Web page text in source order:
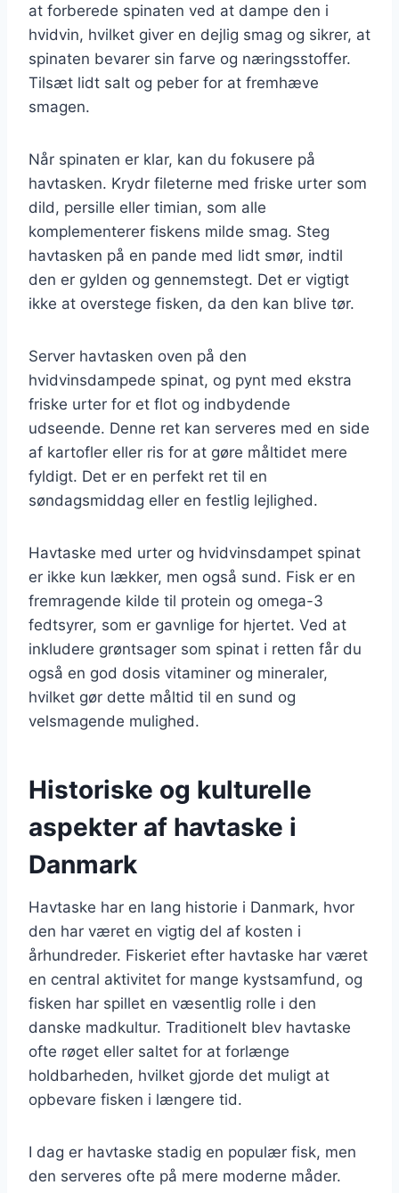
at forberede spinaten ved at dampe den i
hvidvin, hvilket giver en dejlig smag og sikrer, at
spinaten bevarer sin farve og næringsstoffer.
Tilsæt lidt salt og peber for at fremhæve
smagen.
Når spinaten er klar, kan du fokusere på
havtasken. Krydr fileterne med friske urter som
dild, persille eller timian, som alle
komplementerer fiskens milde smag. Steg
havtasken på en pande med lidt smør, indtil
den er gylden og gennemstegt. Det er vigtigt
ikke at overstege fisken, da den kan blive tør.
Server havtasken oven på den
hvidvinsdampede spinat, og pynt med ekstra
friske urter for et flot og indbydende
udseende. Denne ret kan serveres med en side
af kartofler eller ris for at gøre måltidet mere
fyldigt. Det er en perfekt ret til en
søndagsmiddag eller en festlig lejlighed.
Havtaske med urter og hvidvinsdampet spinat
er ikke kun lækker, men også sund. Fisk er en
fremragende kilde til protein og omega-3
fedtsyrer, som er gavnlige for hjertet. Ved at
inkludere grøntsager som spinat i retten får du
også en god dosis vitaminer og mineraler,
hvilket gør dette måltid til en sund og
velsmagende mulighed.
Historiske og kulturelle
aspekter af havtaske i
Danmark
Havtaske har en lang historie i Danmark, hvor
den har været en vigtig del af kosten i
århundreder. Fiskeriet efter havtaske har været
en central aktivitet for mange kystsamfund, og
fisken har spillet en væsentlig rolle i den
danske madkultur. Traditionelt blev havtaske
ofte røget eller saltet for at forlænge
holdbarheden, hvilket gjorde det muligt at
opbevare fisken i længere tid.
I dag er havtaske stadig en populær fisk, men
den serveres ofte på mere moderne måder.